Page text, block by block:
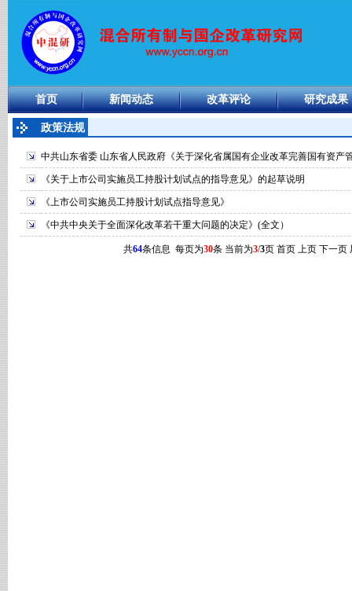
首页 新闻动态 改革评论 研究成果
政策法规
中共山东省委 山东省人民政府《关于深化省属国有企业改革完善国有资产
《关于上市公司实施员工持股计划试点的指导意见》的起草说明
《上市公司实施员工持股计划试点指导意见》
《中共中央关于全面深化改革若干重大问题的决定》(全文）
共64条信息 每页为30条 当前为3/3页 首页 上页 下一页